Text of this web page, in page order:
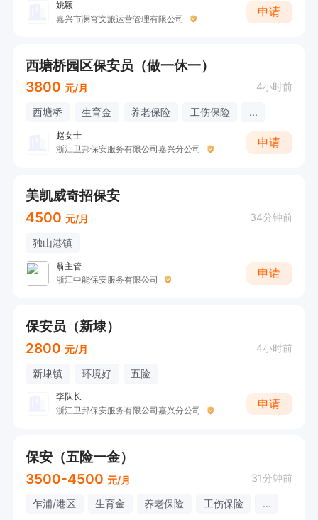
姚颖
嘉兴市澜穹文旅运营管理有限公司
申请
西塘桥园区保安员（做一休一）
3800 元/月 4小时前
西塘桥 生育金 养老保险 工伤保险 ...
赵女士
浙江卫邦保安服务有限公司嘉兴分公司
申请
美凯威奇招保安
4500 元/月 34分钟前
独山港镇
翁主管
浙江中能保安服务有限公司
申请
保安员（新埭）
2800 元/月 4小时前
新埭镇 环境好 五险
李队长
浙江卫邦保安服务有限公司嘉兴分公司
申请
保安（五险一金）
3500-4500 元/月 31分钟前
乍浦/港区 生育金 养老保险 工伤保险 ...